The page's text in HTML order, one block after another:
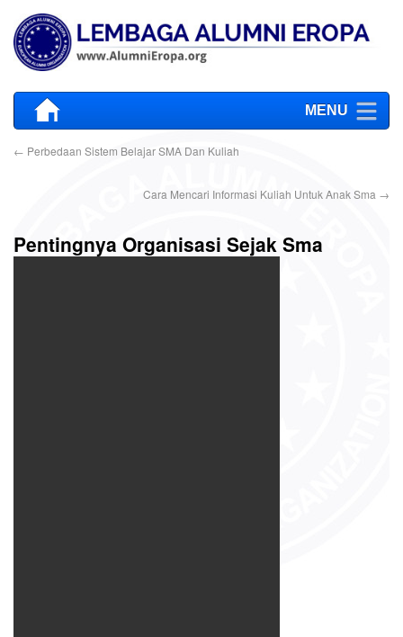
MENU
← Perbedaan Sistem Belajar SMA Dan Kuliah
Cara Mencari Informasi Kuliah Untuk Anak Sma →
Pentingnya Organisasi Sejak Sma